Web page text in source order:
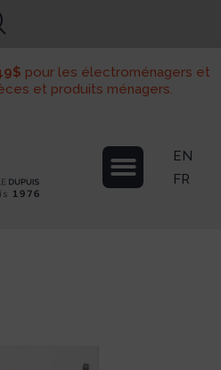
pour les électroménagers et
et produits ménagers.
EN
FR